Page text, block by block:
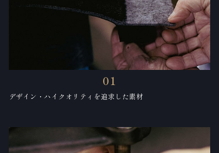
01
デザイン・ハイクオリティを追求した素材